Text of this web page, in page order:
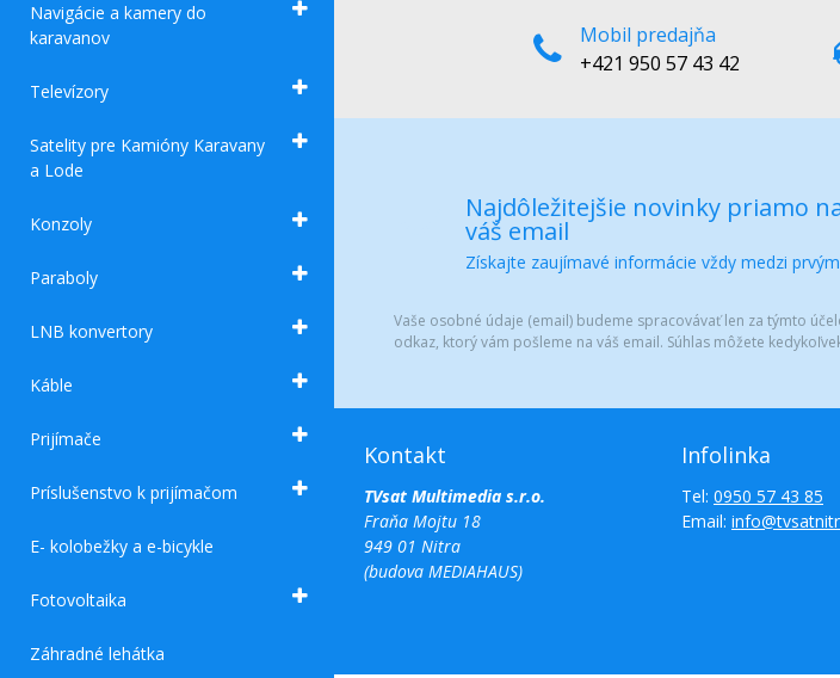
Navigácie a kamery do
karavanov
Televízory
Satelity pre Kamióny Karavany
a Lode
Konzoly
Paraboly
LNB konvertory
Káble
Prijímače
Príslušenstvo k prijímačom
E- kolobežky a e-bicykle
Fotovoltaika
Záhradné lehátka
Mobil predajňa
+421 950 57 43 42
Najdôležitejšie novinky priamo
váš email
Získajte zaujímavé informácie vždy medzi
Vaše osobné údaje (email) budeme spracovávať len za týmto
odkaz, ktorý vám pošleme na váš email. Súhlas môžete
Kontakt
TVsat Multimedia s.r.o.
Fraňa Mojtu 18
949 01 Nitra
(budova MEDIAHAUS)
Infolinka
Tel: 0950 57 43 85
Email: